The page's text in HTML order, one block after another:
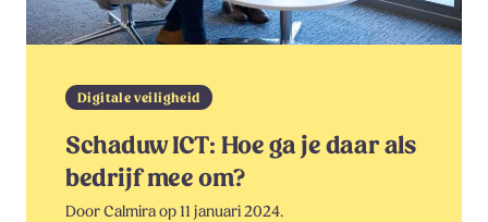
Digitale veiligheid
Schaduw ICT: Hoe ga je daar als
bedrijf mee om?
Door Calmira op 11 januari 2024.